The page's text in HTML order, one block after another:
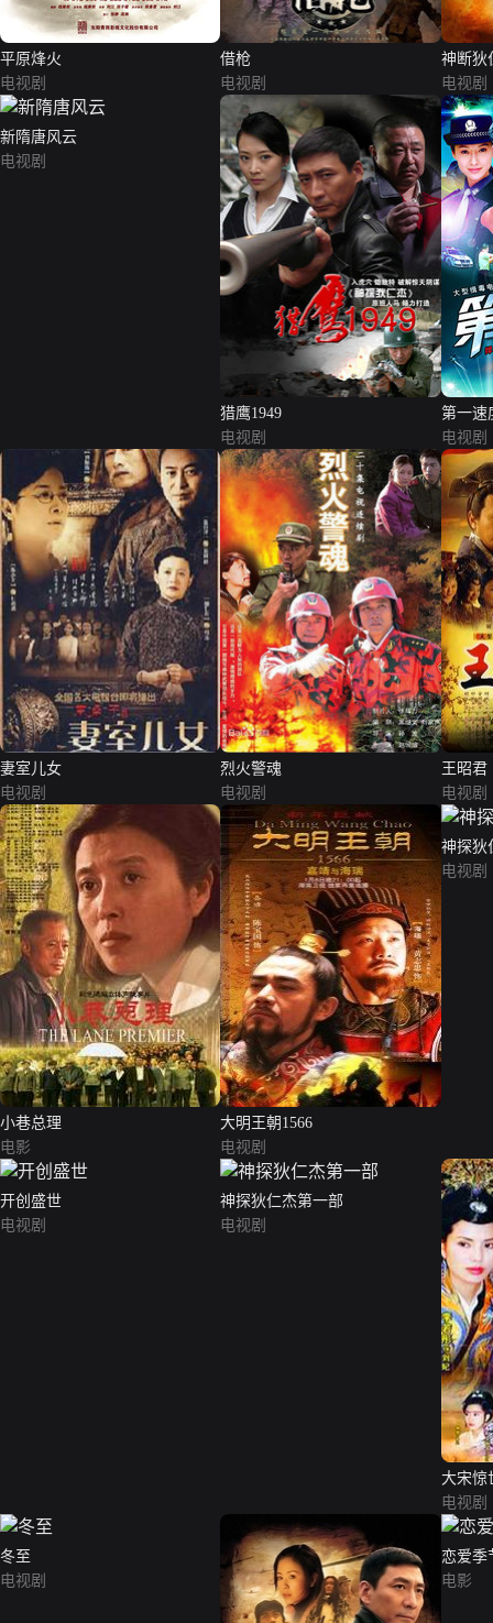
平原烽火
电视剧
借枪
电视剧
神断狄
电视剧
新隋唐风云
电视剧
猎鹰1949
电视剧
第一速
电视剧
妻室儿女
电视剧
烈火警魂
电视剧
王昭君
电视剧
小巷总理
电影
大明王朝1566
电视剧
神探狄
电视剧
开创盛世
电视剧
神探狄仁杰第一部
电视剧
大宋惊
电视剧
冬至
电视剧
恋爱季
电影